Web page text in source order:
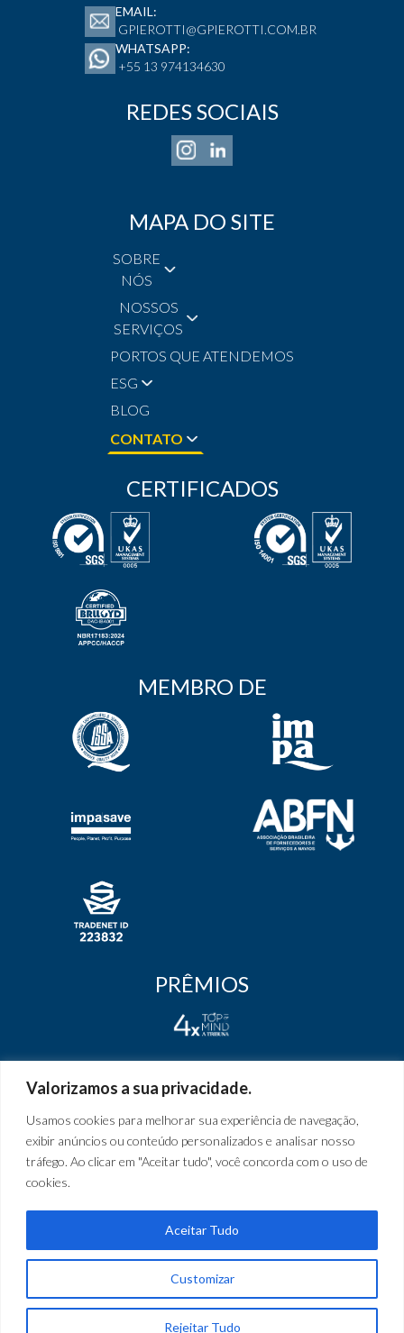
Valorizamos a sua privacidade.
Usamos cookies para melhorar sua experiência de navegação,
exibir anúncios ou conteúdo personalizados e analisar nosso
tráfego. Ao clicar em "Aceitar tudo", você concorda com o uso de
cookies.
Customizar
Rejeitar Tudo
Aceitar Tudo
MAPA DO SITE
SOBRE
NÓS
NOSSOS
SERVIÇOS
PORTOS QUE ATENDEMOS
ESG
BLOG
CONTATO
EMAIL:
GPIEROTTI@GPIEROTTI.COM.BR
WHATSAPP:
+55 13 974134630
REDES SOCIAIS
CERTIFICADOS
MEMBRO DE
PRÊMIOS
Política de
Privacidade
Salarial